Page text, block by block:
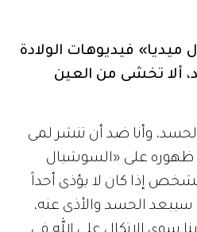
ميديا» فيديوهات الولادة
ألا تخشى من العين
وأنا ضد أن تنشر لمى
ظهوره على «السوشيال
إذا كان لا يؤذى أحداً
سيبعد الحسد والأذى عنه،